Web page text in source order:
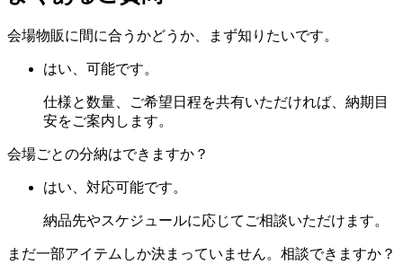
会場物販に間に合うかどうか、まず知りたいです。
はい、可能です。
仕様と数量、ご希望日程を共有いただければ、納期目
安をご案内します。
会場ごとの分納はできますか？
はい、対応可能です。
納品先やスケジュールに応じてご相談いただけます。
まだ一部アイテムしか決まっていません。相談できますか？